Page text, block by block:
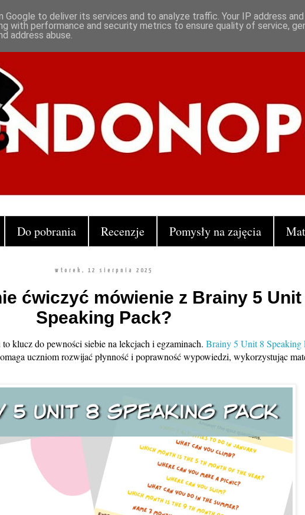
Do pobrania Recenzje Pomysły na zajęcia
wtorek, 12 sierpnia 2025
ćwiczyć mówienie z Brainy 5 Unit
Speaking Pack?
klucz do pewności siebie na lekcjach i egzaminach. Brainy 5 Unit 8 Speaking
uczniom rozwijać płynność i poprawność wypowiedzi, wykorzystując
Google to deliver its services and to analyze traffic. Your IP address
with performance and security metrics to ensure quality of service,
address abuse.